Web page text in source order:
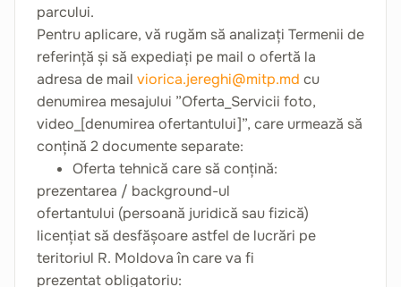
parcului.
Pentru aplicare, vă rugăm să analizați Termenii de
referință și să expediați pe mail o ofertă la
adresa de mail viorica.jereghi@mitp.md cu
denumirea mesajului ”Oferta_Servicii foto,
video_[denumirea ofertantului]”, care urmează să
conțină 2 documente separate:
Oferta tehnică care să conțină:
prezentarea / background-ul
ofertantului (persoană juridică sau fizică)
licențiat să desfășoare astfel de lucrări pe
teritoriul R. Moldova în care va fi
prezentat obligatoriu: